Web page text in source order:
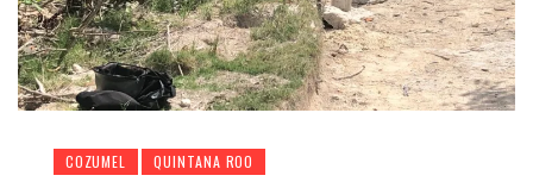
COZUMEL QUINTANA ROO